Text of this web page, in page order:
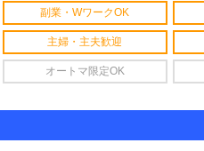
副業・WワークOK
主婦・主夫歓迎
オートマ限定OK